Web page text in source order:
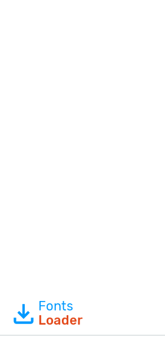
Fonts
Loader